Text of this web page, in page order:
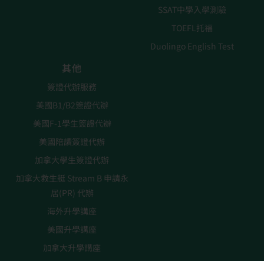
SSAT中學入學測驗
TOEFL托福
Duolingo English Test
其他
簽證代辦服務
美國B1/B2簽證代辦
美國F-1學生簽證代辦
美國陪讀簽證代辦
加拿大學生簽證代辦
加拿大救生艇 Stream B 申請永
居(PR) 代辦
海外升學講座
美國升學講座
加拿大升學講座